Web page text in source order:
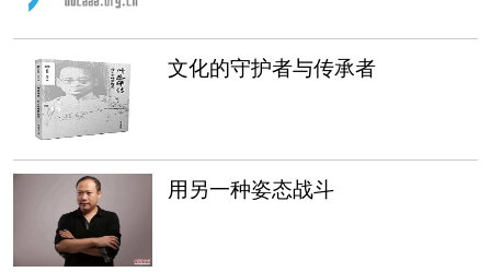
文化的守护者与传承者
用另一种姿态战斗